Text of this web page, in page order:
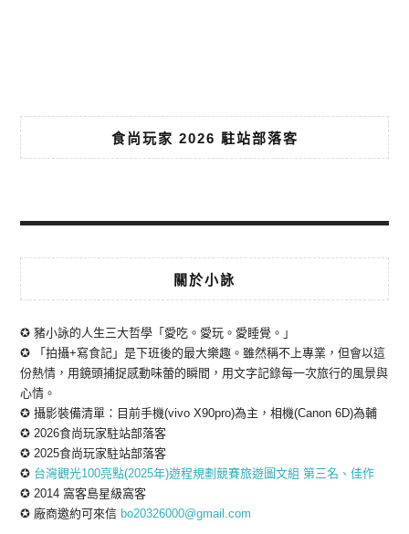
食尚玩家 2026 駐站部落客
關於小詠
✪ 豬小詠的人生三大哲學「愛吃。愛玩。愛睡覺。」
✪ 「拍攝+寫食記」是下班後的最大樂趣。雖然稱不上專業，但會以這
份熱情，用鏡頭捕捉感動味蕾的瞬間，用文字記錄每一次旅行的風景與
心情。
✪ 攝影裝備清單：目前手機(vivo X90pro)為主，相機(Canon 6D)為輔
✪ 2026食尚玩家駐站部落客
✪ 2025食尚玩家駐站部落客
✪ 台灣觀光100亮點(2025年)遊程規劃競賽旅遊圖文組 第三名、佳作
✪ 2014 窩客島星級窩客
✪ 廠商邀約可來信 bo20326000@gmail.com